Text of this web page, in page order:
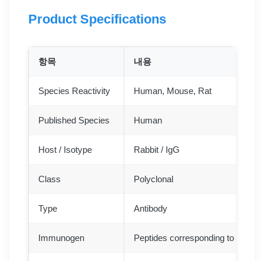
Product Specifications
항목 내용
Species Reactivity Human, Mouse, Rat
Published Species Human
Host / Isotype Rabbit / IgG
Class Polyclonal
Type Antibody
Immunogen Peptides corresponding to